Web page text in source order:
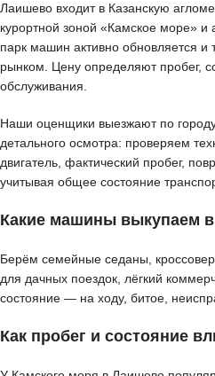
Лаишево входит в Казанскую
курортной зоной «Камское море»
парк машин активно обновляется и
рынком. Цену определяют пробег,
обслуживания.
Наши оценщики выезжают по
детального осмотра: проверяем
двигатель, фактический пробег,
учитывая общее состояние
Какие машины выкупаем
Берём семейные седаны,
для дачных поездок, лёгкий
состояние — на ходу, битое,
Как пробег и состояние